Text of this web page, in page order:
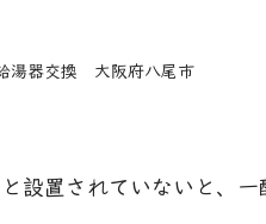
湯器交換　大阪府八尾市
設置されていないと、一